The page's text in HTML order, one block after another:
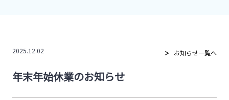
2025.12.02 お知らせ一覧へ
年末年始休業のお知らせ